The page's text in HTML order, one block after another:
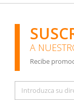
A
Recibe